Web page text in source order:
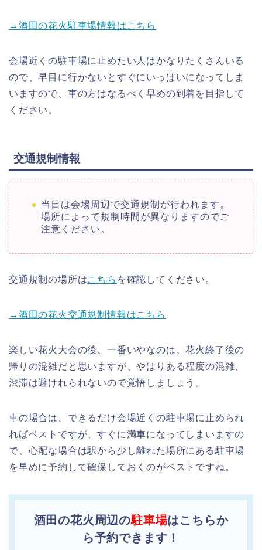
→酒田の花火駐車場情報はこちら
会場近くの駐車場に止めたい人はかなりたくさんいる
ので、早目に行かないとすぐにいっぱいになってしま
いますので、車の方はなるべく早めの到着を目指して
ください。
交通規制情報
当日は会場周辺で交通規制が行われます。
場所によって規制時間が異なりますのでご
注意ください。
交通規制の場所はこちら を確認してください。
→酒田の花火交通規制情報はこちら
楽しい花火大会の後、一番いやなのは、花火終了後の
帰りの混雑だと思いますが、やはりある程度の混雑、
渋滞は避けれられないので覚悟しましょう。
車の場合は、できるだけ会場近くの駐車場に止められ
ればベストですが、すぐに満車になってしまいますの
で、心配な場合は駅から少し離れた場所にある駐車場
を早めに予約して確保しておくのがベストですね。
酒田の花火周辺の駐車場はこちらか
ら予約できます！